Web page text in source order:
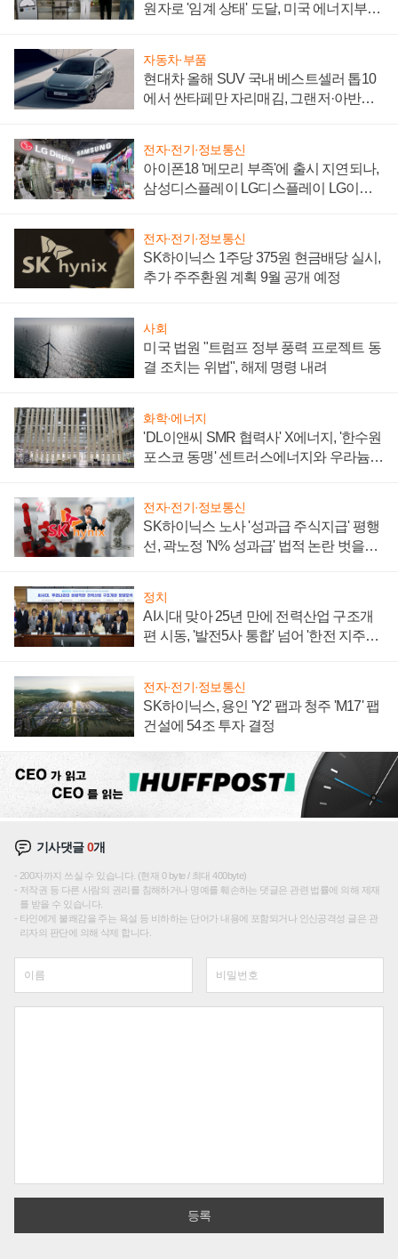
원자로 '임계 상태' 도달, 미국 에너지부
자동차·부품
현대차 올해 SUV 국내 베스트셀러 톱10
에서 싼타페만 자리매김, 그랜저·아반떼
전자·전기·정보통신
아이폰18 '메모리 부족'에 출시 지연되나,
삼성디스플레이 LG디스플레이 LG이노
전자·전기·정보통신
SK하이닉스 1주당 375원 현금배당 실시,
추가 주주환원 계획 9월 공개 예정
사회
미국 법원 "트럼프 정부 풍력 프로젝트 동
결 조치는 위법", 해제 명령 내려
화학·에너지
'DL이앤씨 SMR 협력사' X에너지, '한수원
포스코 동맹' 센트러스에너지와 우라늄
전자·전기·정보통신
SK하이닉스 노사 '성과급 주식지급' 평행
선, 곽노정 'N% 성과급' 법적 논란 벗을지
정치
AI시대 맞아 25년 만에 전력산업 구조개
편 시동, '발전5사 통합' 넘어 '한전 지주사'
전자·전기·정보통신
SK하이닉스, 용인 'Y2' 팹과 청주 'M17' 팹
건설에 54조 투자 결정
기사댓글0개
200자까지 쓰실 수 있습니다. (현재 0 byte / 최대 400byte)
저작권 등 다른 사람의 권리를 침해하거나 명예를 훼손하는 댓글은 관련 법률에 의해 제재
를 받을 수 있습니다.
타인에게 불쾌감을 주는 욕설 등 비하하는 단어가 내용에 포함되거나 인신공격성 글은 관
리자의 판단에 의해 삭제 합니다.